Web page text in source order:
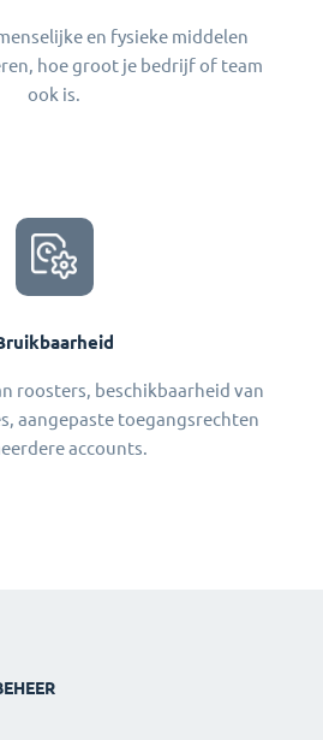
en fysieke middelen
hoe groot je bedrijf of team
ook is.
roosters, beschikbaarheid van
aangepaste toegangsrechten
accounts.